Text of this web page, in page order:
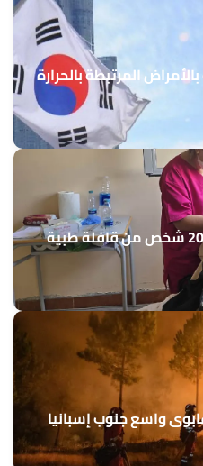
المرتبطة بالحرارة
تنجداد.. استفادة أزيد من 2000 شخص من قافلة طبية